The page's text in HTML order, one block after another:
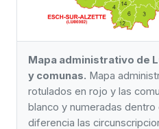
Mapa administrativo de
y comunas. Mapa
rotulados en rojo y las
blanco y numeradas
diferencia las